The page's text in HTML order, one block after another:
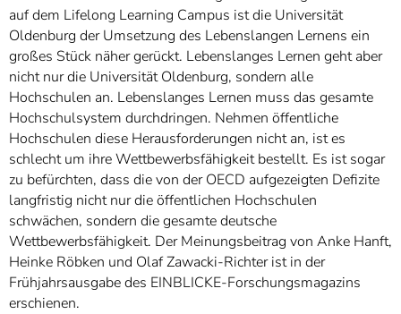
auf dem Lifelong Learning Campus ist die Universität
Oldenburg der Umsetzung des Lebenslangen Lernens ein
großes Stück näher gerückt. Lebenslanges Lernen geht aber
nicht nur die Universität Oldenburg, sondern alle
Hochschulen an. Lebenslanges Lernen muss das gesamte
Hochschulsystem durchdringen. Nehmen öffentliche
Hochschulen diese Herausforderungen nicht an, ist es
schlecht um ihre Wettbewerbsfähigkeit bestellt. Es ist sogar
zu befürchten, dass die von der OECD aufgezeigten Defizite
langfristig nicht nur die öffentlichen Hochschulen
schwächen, sondern die gesamte deutsche
Wettbewerbsfähigkeit. Der Meinungsbeitrag von Anke Hanft,
Heinke Röbken und Olaf Zawacki-Richter ist in der
Frühjahrsausgabe des EINBLICKE-Forschungsmagazins
erschienen.